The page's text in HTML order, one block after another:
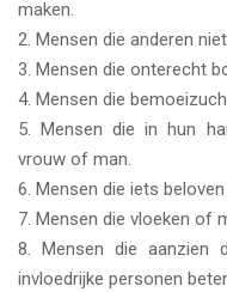
maken.
2. Mensen die anderen
3. Mensen die onterecht
4. Mensen die
5. Mensen die in hun
vrouw of man.
6. Mensen die iets
7. Mensen die vloeken of
8. Mensen die aanzien
invloedrijke personen